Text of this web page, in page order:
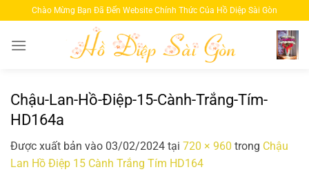
qua
nội
Chào Mừng Bạn Đã Đến Website Chính Thức Của Hồ Diệp Sài Gòn
Chậu-Lan-Hồ-Điệp-15-Cành-Trắng-Tím-
HD164a
Được xuất bản vào 03/02/2024 tại 720 × 960 trong Chậu
Lan Hồ Điệp 15 Cành Trắng Tím HD164